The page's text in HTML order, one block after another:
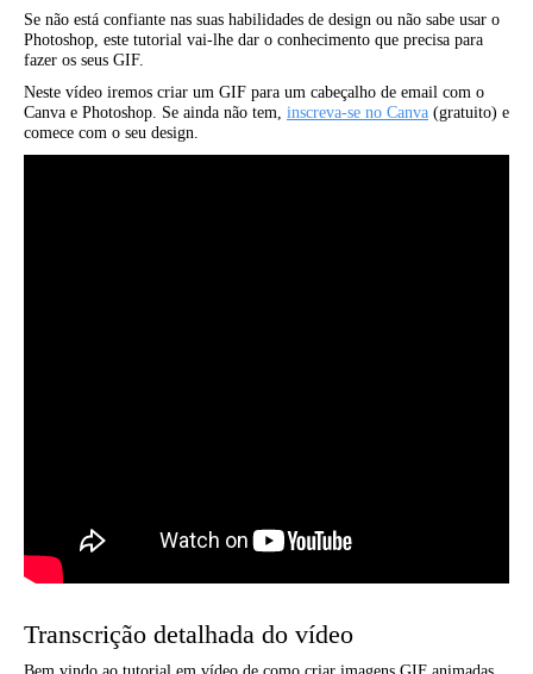
Se não está confiante nas suas habilidades de design ou não sabe usar o
Photoshop, este tutorial vai-lhe dar o conhecimento que precisa para
fazer os seus GIF.
Neste vídeo iremos criar um GIF para um cabeçalho de email com o
Canva e Photoshop. Se ainda não tem, inscreva-se no Canva (gratuito) e
comece com o seu design.
Transcrição detalhada do vídeo